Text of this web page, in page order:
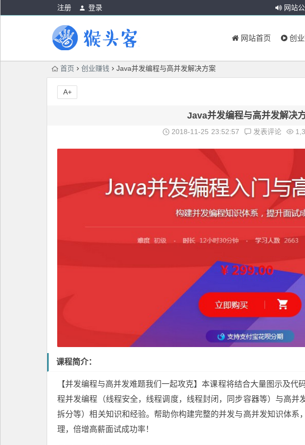
注册 登录 网站
网站首页 创
首页 创业赚钱 Java并发编程与高并发解决方案
Java并发编程与高并发解决
2018-11-25 23:52:57 发表评论
课程简介：
【并发编程与高并发难题我们一起攻克】本课程将结合大量图示及代
程并发编程（线程安全，线程调度，线程封闭，同步容器等）与高并
拆分等）相关知识和经验。帮助你构建完整的并发与高并发知识体系
理，倍增高薪面试成功率！
A+